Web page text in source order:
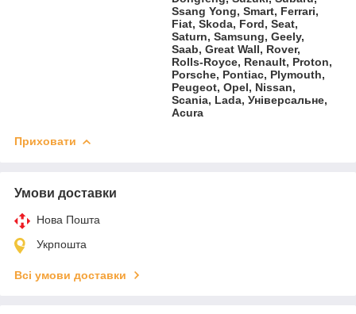
Ssang Yong, Smart, Ferrari,
Fiat, Skoda, Ford, Seat,
Saturn, Samsung, Geely,
Saab, Great Wall, Rover,
Rolls-Royce, Renault, Proton,
Porsche, Pontiac, Plymouth,
Peugeot, Opel, Nissan,
Scania, Lada, Універсальне,
Acura
Приховати
Умови доставки
Нова Пошта
Укрпошта
Всі умови доставки